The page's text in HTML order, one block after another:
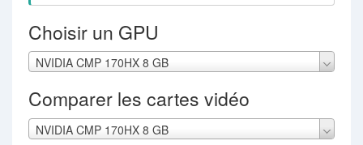
Choisir un GPU
NVIDIA CMP 170HX 8 GB
Comparer les cartes vidéo
NVIDIA CMP 170HX 8 GB